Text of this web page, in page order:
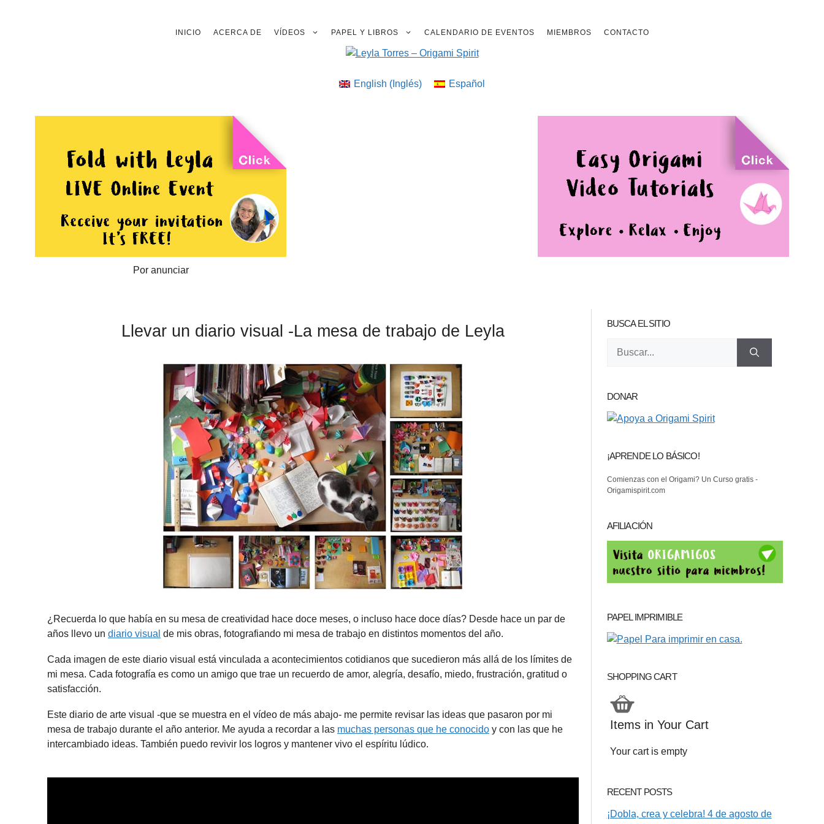
INICIO ACERCA DE VÍDEOS PAPEL Y LIBROS CALENDARIO DE EVENTOS MIEMBROS CONTACTO
English ( Inglés) Español
Por anunciar
Llevar un diario visual -La mesa de trabajo de Leyla
¿Recuerda lo que había en su mesa de creatividad hace doce meses, o incluso hace doce días? Desde hace un par de
años llevo un diario visual de mis obras, fotografiando mi mesa de trabajo en distintos momentos del año.
Cada imagen de este diario visual está vinculada a acontecimientos cotidianos que sucedieron más allá de los límites de
mi mesa. Cada fotografía es como un amigo que trae un recuerdo de amor, alegría, desafío, miedo, frustración, gratitud o
satisfacción.
Este diario de arte visual -que se muestra en el vídeo de más abajo- me permite revisar las ideas que pasaron por mi
mesa de trabajo durante el año anterior. Me ayuda a recordar a las muchas personas que he conocido y con las que he
intercambiado ideas. También puedo revivir los logros y mantener vivo el espíritu lúdico.
BUSCA EL SITIO
DONAR
¡APRENDE LO BÁSICO!
Comienzas con el Origami? Un Curso gratis -
Origamispirit.com
AFILIACIÓN
PAPEL IMPRIMIBLE
SHOPPING CART
Items in Your Cart
Your cart is empty
RECENT POSTS
¡Dobla, crea y celebra! 4 de agosto de